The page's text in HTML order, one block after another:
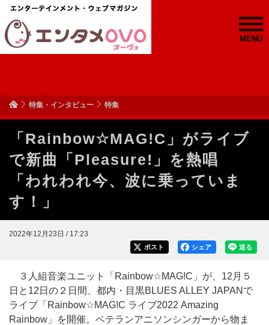
MENU
特集・インタビュー 特集
「Rainbow☆MAG!C」がライブ
で新曲「Pleasure!」を熱唱
「われわれ今、波に乗っていま
す！」
2022年12月23日 / 17:23
送る
シェア
ポスト
３人組音楽ユニット「Rainbow☆MAG!C」が、12月５
日と12日の２日間、都内・目黒BLUES ALLEY JAPANで
ライブ「Rainbow☆MAG!C ライブ2022 Amazing
Rainbow」を開催。ベテランアニソンシンガーから物ま